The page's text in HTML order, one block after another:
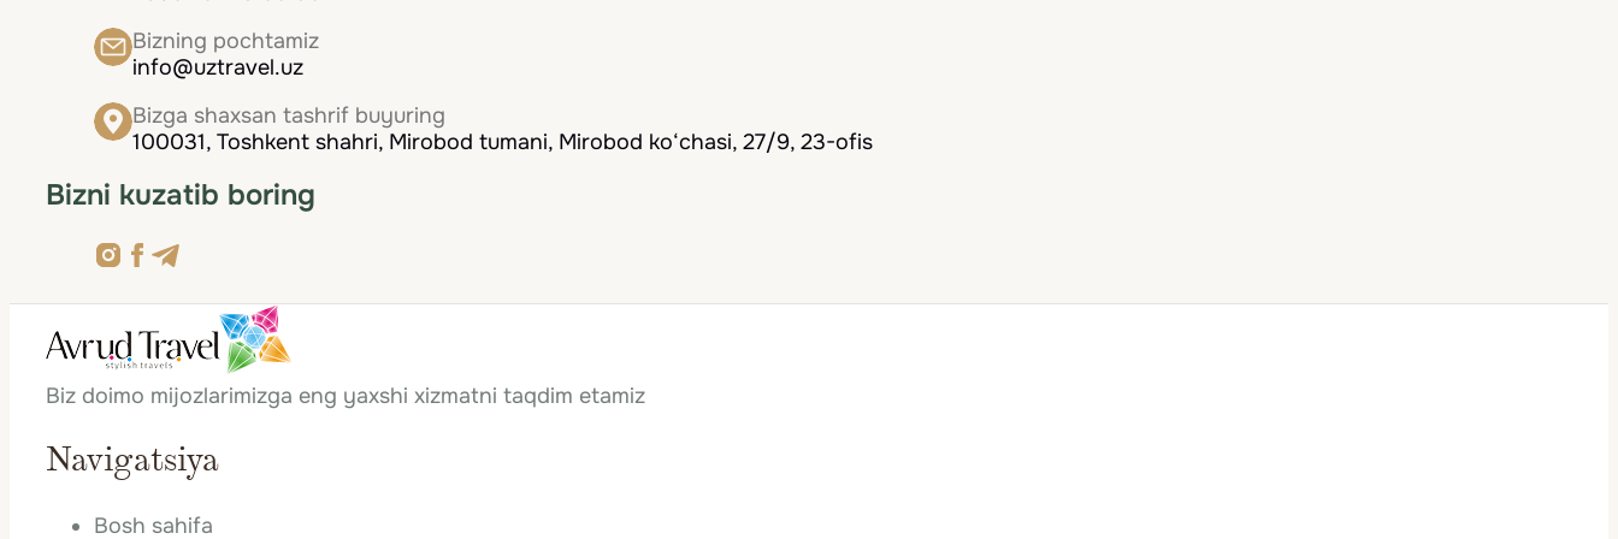
Bizning pochtamiz
info@uztravel.uz
Bizga shaxsan tashrif buyuring
100031, Toshkent shahri, Mirobod tumani, Mirobod ko‘chasi, 27/9, 23-ofis
Bizni kuzatib boring
Biz doimo mijozlarimizga eng yaxshi xizmatni taqdim etamiz
Navigatsiya
Bosh sahifa